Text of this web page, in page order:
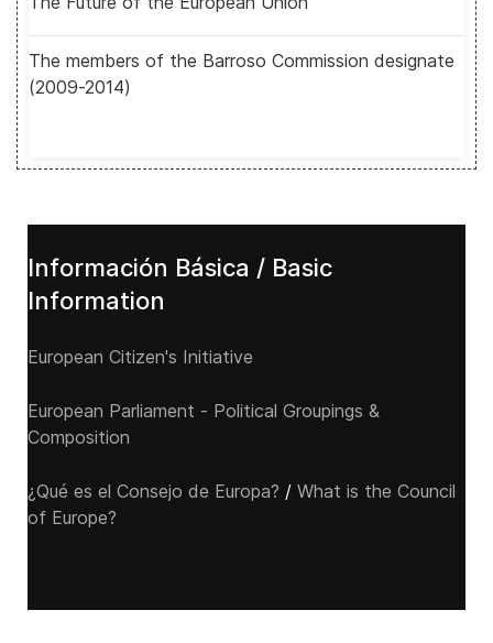
The members of the Barroso Commission designate
(2009-2014)
Información Básica / Basic
Information
European Citizen's Initiative
European Parliament - Political Groupings &
Composition
¿Qué es el Consejo de Europa? / What is the Council
of Europe?